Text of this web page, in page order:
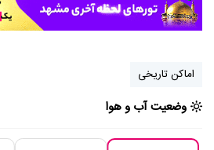
اماکن تاریخی
وضعیت آب و هوا